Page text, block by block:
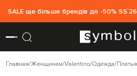
SALE ще більше брендів до -50% SS`26
Главная Женщинам Valentino Одежда Платья